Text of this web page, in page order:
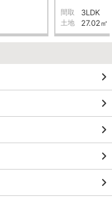
間取 3LDK
土地 27.02㎡